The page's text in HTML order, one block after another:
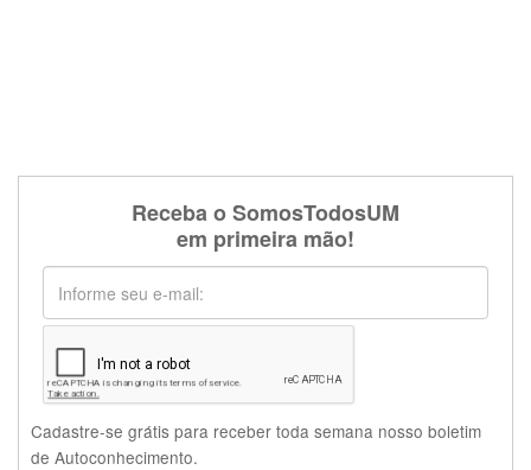
Receba o SomosTodosUM
em primeira mão!
Cadastre-se grátis para receber toda semana nosso boletim
de Autoconhecimento.